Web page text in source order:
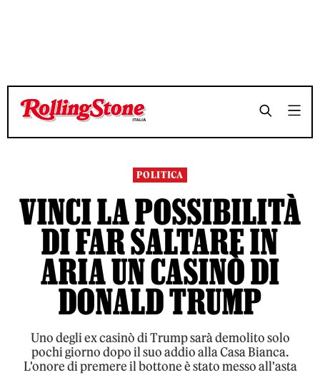
TEMPO DI LETTURA 4 MINUTI
TEMPO DI LETTURA 4 MINUTI
POLITICA
VINCI LA POSSIBILITÀ
DI FAR SALTARE IN
ARIA UN CASINÒ DI
DONALD TRUMP
Uno degli ex casinò di Trump sarà demolito solo
pochi giorno dopo il suo addio alla Casa Bianca.
L'onore di premere il bottone è stato messo all'asta